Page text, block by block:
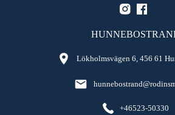
Lökholmsvägen 6, 456 61
+46523-50330